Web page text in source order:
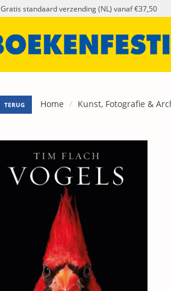
Gratis standaard verzending (NL) vanaf €37,50
TERUG Home Kunst, Fotografie &